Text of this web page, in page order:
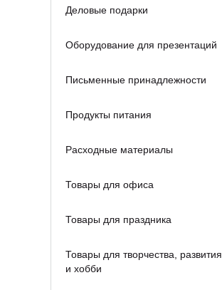
Деловые подарки
Оборудование для презентаций
Письменные принадлежности
Продукты питания
Расходные материалы
Товары для офиса
Товары для праздника
Товары для творчества, развития
и хобби